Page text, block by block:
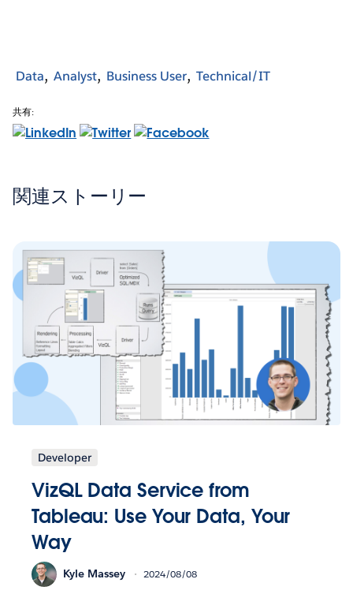
Data Analyst Business User Technical/IT
共有:
関連ストーリー
Developer
VizQL Data Service from
Tableau: Use Your Data, Your
Way
Kyle Massey 2024/08/08